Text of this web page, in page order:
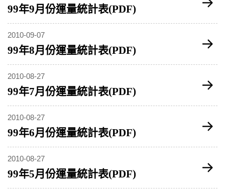
99年9月份運量統計表(PDF)
2010-09-07
99年8月份運量統計表(PDF)
2010-08-27
99年7月份運量統計表(PDF)
2010-08-27
99年6月份運量統計表(PDF)
2010-08-27
99年5月份運量統計表(PDF)